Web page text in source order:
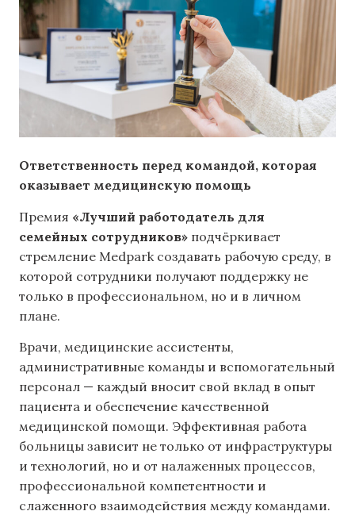
Ответственность перед командой, которая
оказывает медицинскую помощь
Премия «Лучший работодатель для
семейных сотрудников» подчёркивает
стремление Medpark создавать рабочую среду, в
которой сотрудники получают поддержку не
только в профессиональном, но и в личном
плане.
Врачи, медицинские ассистенты,
административные команды и вспомогательный
персонал — каждый вносит свой вклад в опыт
пациента и обеспечение качественной
медицинской помощи. Эффективная работа
больницы зависит не только от инфраструктуры
и технологий, но и от налаженных процессов,
профессиональной компетентности и
слаженного взаимодействия между командами.